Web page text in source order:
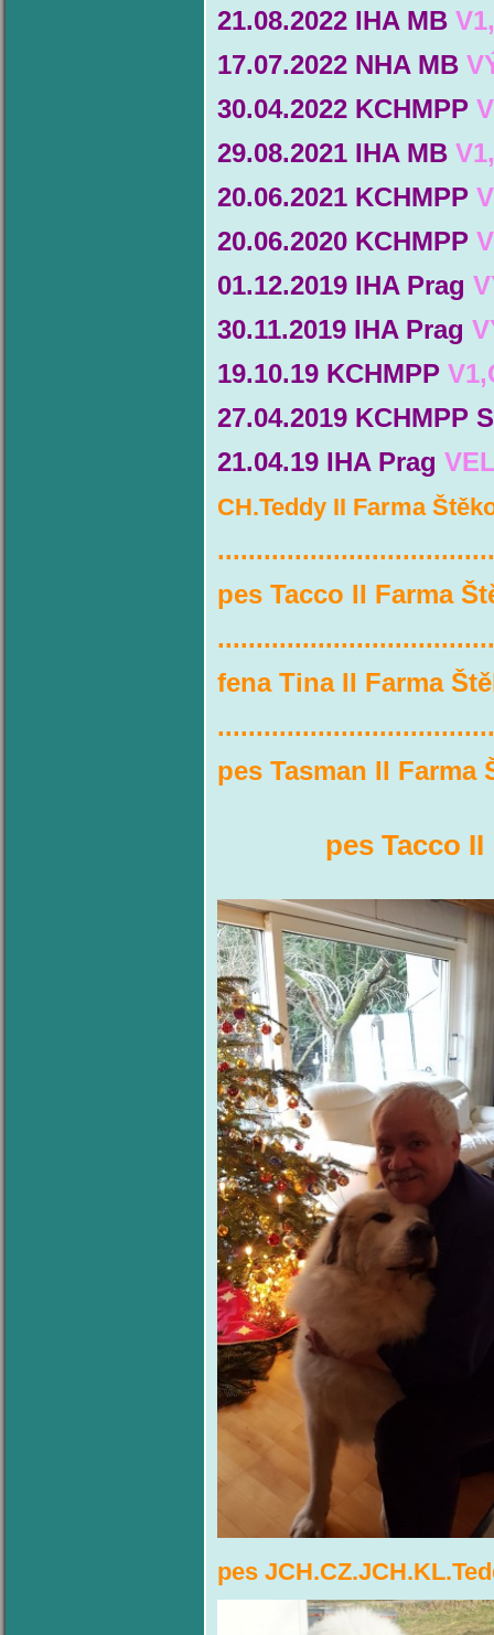
21.08.2022 IHA MB
17.07.2022 NHA MB
30.04.2022 KCHMPP
29.08.2021 IHA MB
20.06.2021 KCHMPP
20.06.2020 KCHMPP
01.12.2019 IHA Prag
30.11.2019 IHA Prag
19.10.19 KCHMPP
27.04.2019 KCHMPP
21.04.19 IHA Prag
CH.Teddy II Farma
pes Tacco II Farma
fena Tina II Farma
pes Tasman II Farma
pes
pes